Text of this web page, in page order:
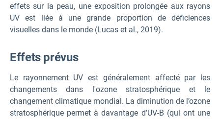
effets sur la peau, une exposition prolongée aux rayons
UV est liée à une grande proportion de déficiences
visuelles dans le monde (Lucas et al., 2019).
Effets prévus
Le rayonnement UV est généralement affecté par les
changements dans l'ozone stratosphérique et le
changement climatique mondial. La diminution de l’ozone
stratosphérique permet à davantage d’UV-B (qui ont une